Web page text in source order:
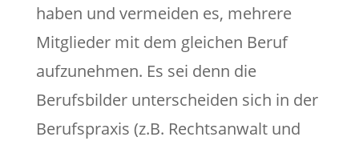
haben und vermeiden es, mehrere
Mitglieder mit dem gleichen Beruf
aufzunehmen. Es sei denn die
Berufsbilder unterscheiden sich in der
Berufspraxis (z.B. Rechtsanwalt und